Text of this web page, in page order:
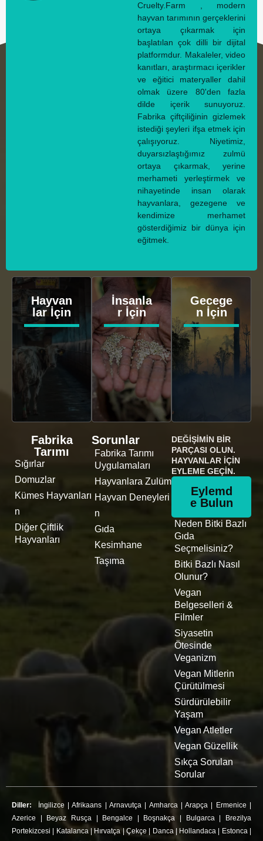
Cruelty.Farm , modern
hayvan tarımının gerçeklerini
ortaya çıkarmak için
başlatılan çok dilli bir dijital
platformdur. Makaleler, video
kanıtları, araştırmacı içerikler
ve eğitici materyaller dahil
olmak üzere 80'den fazla
dilde içerik sunuyoruz.
Fabrika çiftçiliğinin gizlemek
istediği şeyleri ifşa etmek için
çalışıyoruz. Niyetimiz,
duyarsızlaştığımız zulmü
ortaya çıkarmak, yerine
merhameti yerleştirmek ve
nihayetinde insan olarak
hayvanlara, gezegene ve
kendimize merhamet
gösterdiğimiz bir dünya için
eğitmek.
Hayvan
lar İçin
İnsanla
r İçin
Gecege
n İçin
Fabrika
Tarımı
Sığırlar
Domuzlar
Kümes Hayvanları
n
Diğer Çiftlik
Hayvanları
Sorunlar
Fabrika Tarımı
Uygulamaları
Hayvanlara Zulüm
Hayvan Deneyleri
n
Gıda
Kesimhane
Taşıma
DEĞIŞIMIN BIR
PARÇASI OLUN.
HAYVANLAR İÇIN
EYLEME GEÇIN.
Eylemd
e Bulun
Neden Bitki Bazlı
Gıda
Seçmelisiniz?
Bitki Bazlı Nasıl
Olunur?
Vegan
Belgeselleri &
Filmler
Siyasetin
Ötesinde
Veganizm
Vegan Mitlerin
Çürütülmesi
Sürdürülebilir
Yaşam
Vegan Atletler
Vegan Güzellik
Sıkça Sorulan
Sorular
Diller: İngilizce|Afrikaans Arnavutça| Amharca|Arapça Ermenice
Azerice
Beyaz Rusça| Bengalce Boşnakça Bulgarca|
Brezilya
Portekizcesi
Katalanca| Hırvatça Çekçe Danca| Hollandaca Estonca|